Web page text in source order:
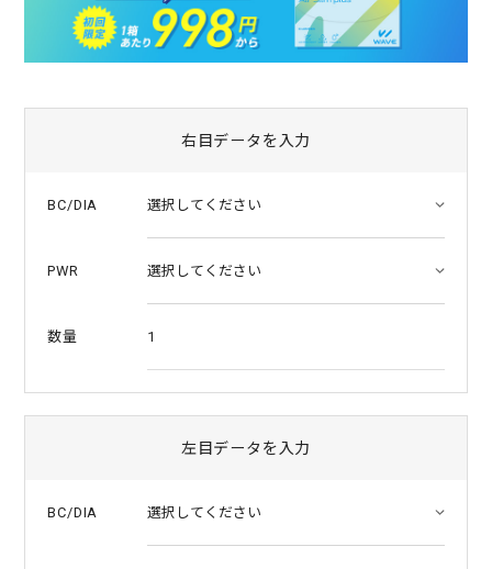
a
t
i
n
右目データを入力
BC/DIA
PWR
数量 1
左目データを入力
BC/DIA